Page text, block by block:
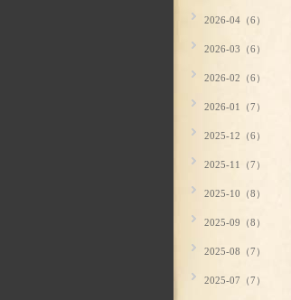
2026-04（6）
2026-03（6）
2026-02（6）
2026-01（7）
2025-12（6）
2025-11（7）
2025-10（8）
2025-09（8）
2025-08（7）
2025-07（7）